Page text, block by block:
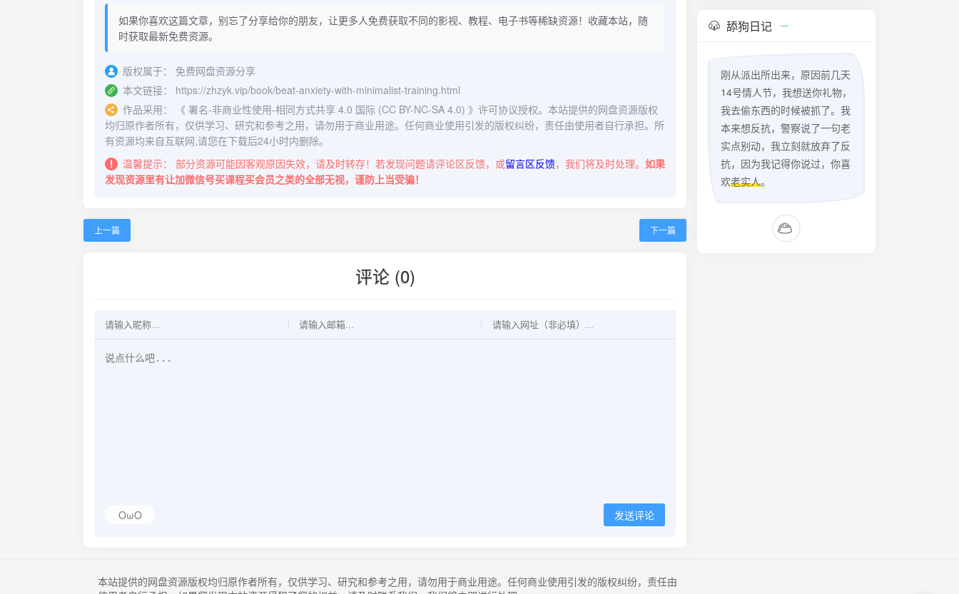
如果你喜欢这篇文章，别忘了分享给你的朋友，让更多人免费获取不同的影视、教程、电子书等稀缺资源！收藏本站，随
时获取最新免费资源。
版权属于：
免费网盘资源分享
本文链接：
https://zhzyk.vip/book/beat-anxiety-with-minimalist-training.html
作品采用：
《 署名-非商业性使用-相同方式共享 4.0 国际 (CC BY-NC-SA 4.0) 》许可协议授权。本站提供的网盘资源版权
均归原作者所有，仅供学习、研究和参考之用，请勿用于商业用途。任何商业使用引发的版权纠纷，责任由使用者自行承担。所
有资源均来自互联网,请您在下载后24小时内删除。
温馨提示：
部分资源可能因客观原因失效，请及时转存！若发现问题请评论区反馈，或留言区反馈，我们将及时处理。 如果
发现资源里有让加微信号买课程买会员之类的全部无视，谨防上当受骗！
上一篇 下一篇
评论 (0)
OωO 发送评论
舔狗日记
刚从派出所出来，原因前几天
14号情人节，我想送你礼物，
我去偷东西的时候被抓了。我
本来想反抗，警察说了一句老
实点别动，我立刻就放弃了反
抗，因为我记得你说过，你喜
欢老实人。
本站提供的网盘资源版权均归原作者所有，仅供学习、研究和参考之用，请勿用于商业用途。任何商业使用引发的版权纠纷，责任由